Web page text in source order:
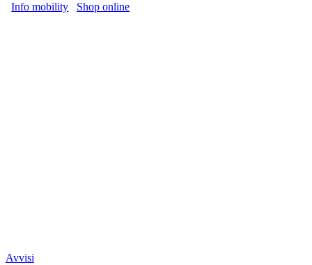
Info mobility
Shop online
Avvisi